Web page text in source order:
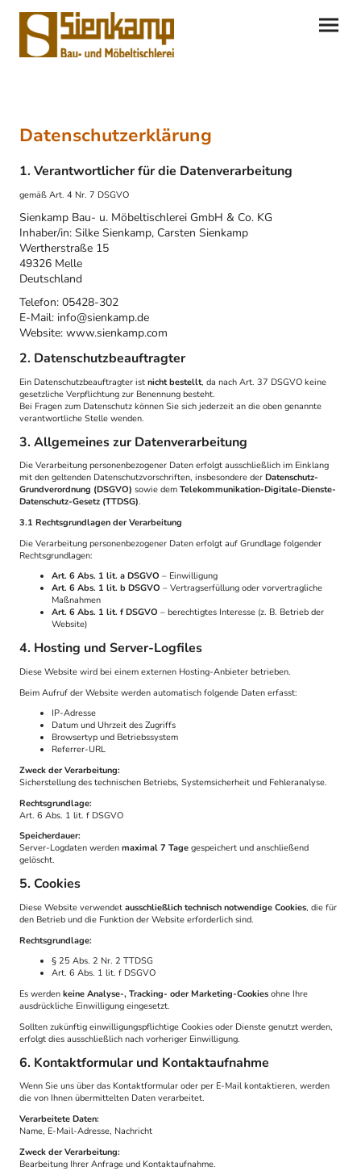
Datenschutzerklärung
1. Verantwortlicher für die Datenverarbeitung
gemäß Art. 4 Nr. 7 DSGVO
Sienkamp Bau- u. Möbeltischlerei GmbH & Co. KG
Inhaber/in: Silke Sienkamp, Carsten Sienkamp
Wertherstraße 15
49326 Melle
Deutschland
Telefon: 05428-302
E-Mail: info@sienkamp.de
Website: www.sienkamp.com
2. Datenschutzbeauftragter
Ein Datenschutzbeauftragter ist nicht bestellt, da nach Art. 37 DSGVO keine
gesetzliche Verpflichtung zur Benennung besteht.
Bei Fragen zum Datenschutz können Sie sich jederzeit an die oben genannte
verantwortliche Stelle wenden.
3. Allgemeines zur Datenverarbeitung
Die Verarbeitung personenbezogener Daten erfolgt ausschließlich im Einklang
mit den geltenden Datenschutzvorschriften, insbesondere der Datenschutz-
Grundverordnung (DSGVO) sowie dem Telekommunikation-Digitale-Dienste-
Datenschutz-Gesetz (TTDSG).
3.1 Rechtsgrundlagen der Verarbeitung
Die Verarbeitung personenbezogener Daten erfolgt auf Grundlage folgender
Rechtsgrundlagen:
Art. 6 Abs. 1 lit. a DSGVO – Einwilligung
Art. 6 Abs. 1 lit. b DSGVO – Vertragserfüllung oder vorvertragliche
Maßnahmen
Art. 6 Abs. 1 lit. f DSGVO – berechtigtes Interesse (z. B. Betrieb der
Website)
4. Hosting und Server-Logfiles
Diese Website wird bei einem externen Hosting-Anbieter betrieben.
Beim Aufruf der Website werden automatisch folgende Daten erfasst:
IP-Adresse
Datum und Uhrzeit des Zugriffs
Browsertyp und Betriebssystem
Referrer-URL
Zweck der Verarbeitung:
Sicherstellung des technischen Betriebs, Systemsicherheit und Fehleranalyse.
Rechtsgrundlage:
Art. 6 Abs. 1 lit. f DSGVO
Speicherdauer:
Server-Logdaten werden maximal 7 Tage gespeichert und anschließend
gelöscht.
5. Cookies
Diese Website verwendet ausschließlich technisch notwendige Cookies, die für
den Betrieb und die Funktion der Website erforderlich sind.
Rechtsgrundlage:
§ 25 Abs. 2 Nr. 2 TTDSG
Art. 6 Abs. 1 lit. f DSGVO
Es werden keine Analyse-, Tracking- oder Marketing-Cookies ohne Ihre
ausdrückliche Einwilligung eingesetzt.
Sollten zukünftig einwilligungspflichtige Cookies oder Dienste genutzt werden,
erfolgt dies ausschließlich nach vorheriger Einwilligung.
6. Kontaktformular und Kontaktaufnahme
Wenn Sie uns über das Kontaktformular oder per E-Mail kontaktieren, werden
die von Ihnen übermittelten Daten verarbeitet.
Verarbeitete Daten:
Name, E-Mail-Adresse, Nachricht
Zweck der Verarbeitung:
Bearbeitung Ihrer Anfrage und Kontaktaufnahme.